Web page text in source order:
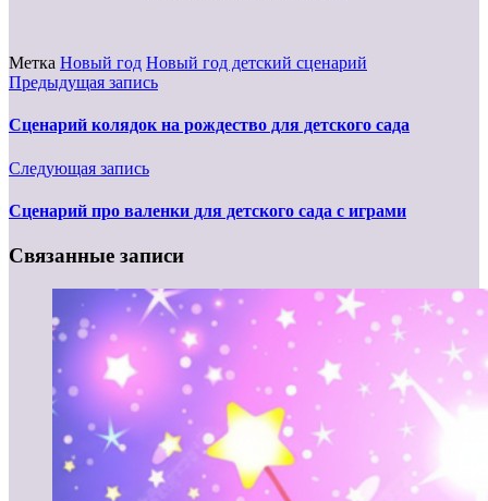
Метка Новый год Новый год детский сценарий
Предыдущая запись
Cценарий колядок на рождество для детского сада
Следующая запись
Сценарий про валенки для детского сада с играми
Связанные записи